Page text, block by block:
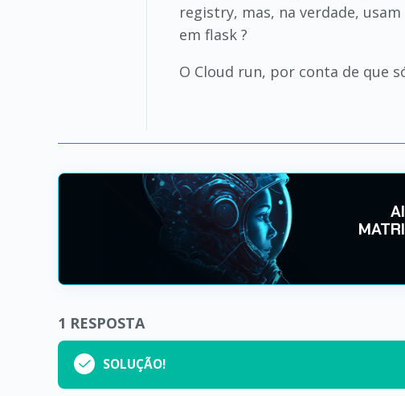
registry, mas, na verdade,
em flask ?
O Cloud run, por conta de que
1 RESPOSTA
SOLUÇÃO!